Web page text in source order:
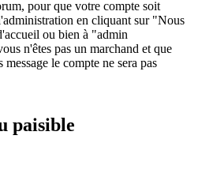
pour que votre compte soit
en cliquant sur "Nous
ou bien à "admin
n'êtes pas un marchand et que
le compte ne sera pas
paisible